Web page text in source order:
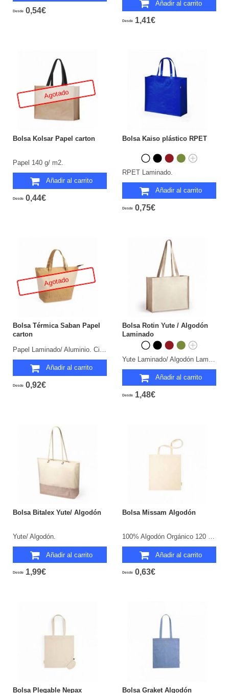
Desde 0,54€
Añadir al carrito
Desde 1,41€
Agotado
Bolsa Kolsar Papel carton
Papel 140 g/ m2.
Añadir al carrito
Desde 0,44€
Bolsa Kaiso plástico RPET
RPET Laminado.
Añadir al carrito
Desde 0,75€
Agotado
Bolsa Térmica Saban Papel
carton
Añadir al carrito
Desde 0,92€
Bolsa Rotin Yute / Algodón
Laminado
Añadir al carrito
Desde 1,48€
Bolsa Bitalex Yute/ Algodón
Yute/ Algodón.
Añadir al carrito
Desde 1,99€
Bolsa Missam Algodón
100% Algodón Orgánico 120 g/ m2.
Añadir al carrito
Desde 0,63€
Bolsa Plegable Nepax
Bolsa Graket Algodón